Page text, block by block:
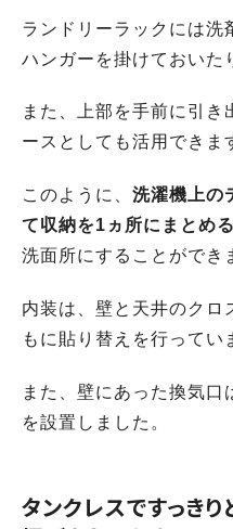
ランドリーラックには洗
ハンガーを掛けておいた
また、上部を手前に引
ースとしても活用できま
このように、 洗濯機上の
て収納を1ヵ所にまとめる
洗面所にすることができ
内装は、壁と天井のクロ
もに貼り替えを行ってい
また、壁にあった換気口
を設置しました。
タンクレスですっき